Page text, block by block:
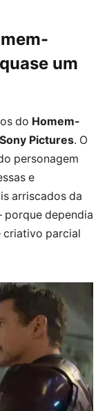
um
do Homem-
Sony Pictures. O
personagem
e
arriscados da
dependia
criativo parcial